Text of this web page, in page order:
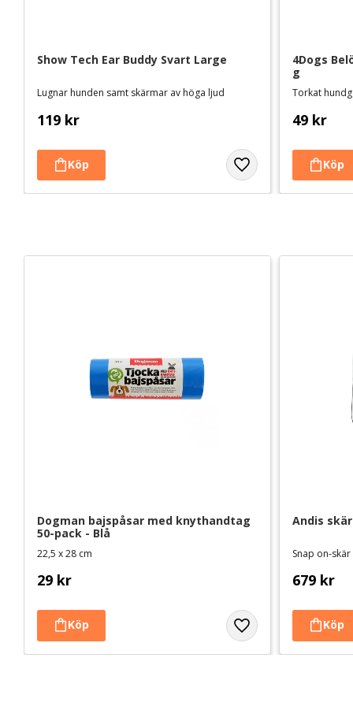
Show Tech Ear Buddy Svart Large
Lugnar hunden samt skärmar av höga ljud
119 kr
4Dogs
g
Torkat
49 kr
Dogman bajspåsar med knythandtag
50-pack - Blå
22,5 x 28 cm
29 kr
Andis
Snap on-
679 kr